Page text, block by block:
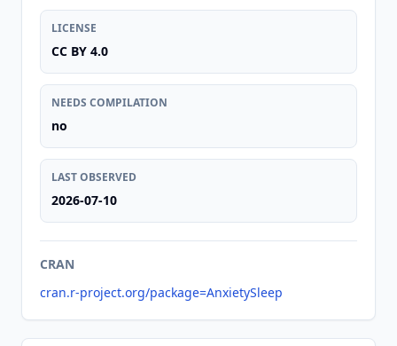
LICENSE
CC BY 4.0
NEEDS COMPILATION
no
LAST OBSERVED
2026-07-10
CRAN
cran.r-project.org/package=AnxietySleep